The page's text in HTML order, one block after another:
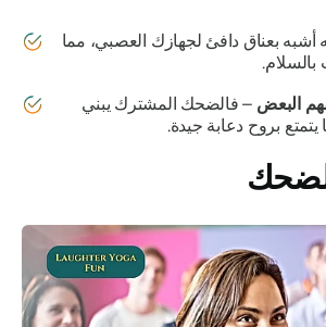
بعناق دافئ لجهازك العصبي، مما
البعض– فالضحك المشترك يبني
بروح دعابة جيدة.